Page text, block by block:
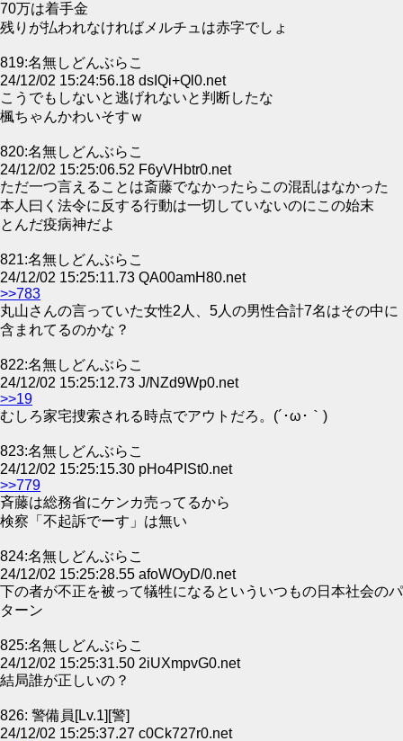
70万は着手金
残りが払われなければメルチュは赤字でしょ
819:名無しどんぶらこ
24/12/02 15:24:56.18 dsIQi+Ql0.net
こうでもしないと逃げれないと判断したな
楓ちゃんかわいそすｗ
820:名無しどんぶらこ
24/12/02 15:25:06.52 F6yVHbtr0.net
ただ一つ言えることは斎藤でなかったらこの混乱はなかった
本人曰く法令に反する行動は一切していないのにこの始末
とんだ疫病神だよ
821:名無しどんぶらこ
24/12/02 15:25:11.73 QA00amH80.net
>>783
丸山さんの言っていた女性2人、5人の男性合計7名はその中に
含まれてるのかな？
822:名無しどんぶらこ
24/12/02 15:25:12.73 J/NZd9Wp0.net
>>19
むしろ家宅捜索される時点でアウトだろ。(´･ω･｀)
823:名無しどんぶらこ
24/12/02 15:25:15.30 pHo4PISt0.net
>>779
斉藤は総務省にケンカ売ってるから
検察「不起訴でーす」は無い
824:名無しどんぶらこ
24/12/02 15:25:28.55 afoWOyD/0.net
下の者が不正を被って犠牲になるといういつもの日本社会のパ
ターン
825:名無しどんぶらこ
24/12/02 15:25:31.50 2iUXmpvG0.net
結局誰が正しいの？
826: 警備員[Lv.1][警]
24/12/02 15:25:37.27 c0Ck727r0.net